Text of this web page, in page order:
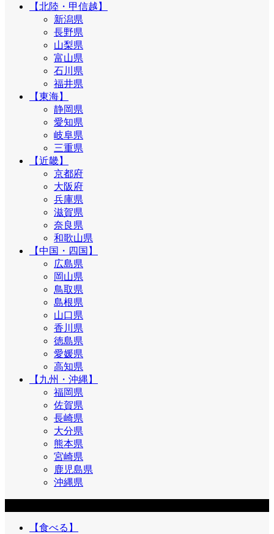
【北陸・甲信越】
新潟県
長野県
山梨県
富山県
石川県
福井県
【東海】
静岡県
愛知県
岐阜県
三重県
【近畿】
京都府
大阪府
兵庫県
滋賀県
奈良県
和歌山県
【中国・四国】
広島県
岡山県
鳥取県
島根県
山口県
香川県
徳島県
愛媛県
高知県
【九州・沖縄】
福岡県
佐賀県
長崎県
大分県
熊本県
宮崎県
鹿児島県
沖縄県
【食べる】